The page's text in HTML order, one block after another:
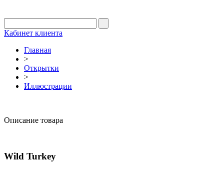
Кабинет клиента
Главная
>
Открытки
>
Иллюстрации
Описание товара
Wild Turkey